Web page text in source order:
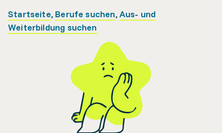
Startseite, Berufe suchen,Aus- und
Weiterbildung suchen